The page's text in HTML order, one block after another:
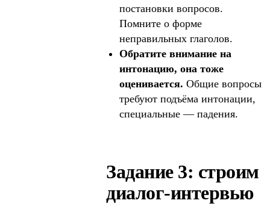
постановки вопросов.
Помните о форме
неправильных глаголов.
Обратите внимание на
интонацию, она тоже
оценивается. Общие вопросы
требуют подъёма интонации,
специальные — падения.
Задание 3: строим
диалог-интервью